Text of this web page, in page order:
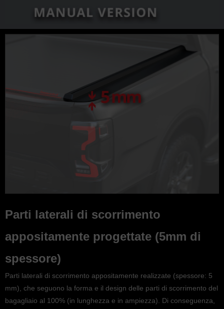
Parti laterali di scorrimento
appositamente progettate (5mm di
spessore)
Parti laterali di scorrimento appositamente realizzate (spessore: 5
mm), che seguono la forma e il design delle parti di scorrimento del
bagagliaio al 100% (in lunghezza e in ampiezza). Di conseguenza,